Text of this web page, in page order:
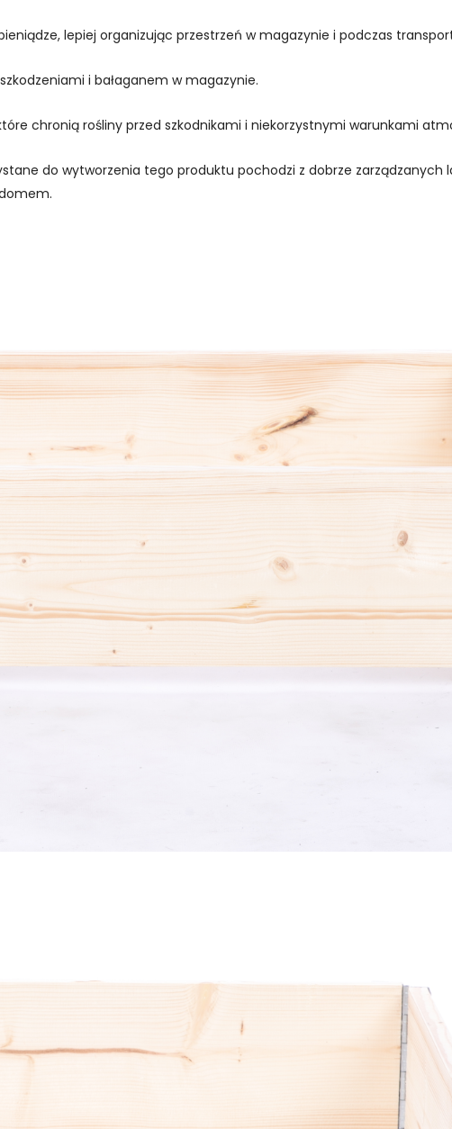
lepiej organizując przestrzeń w magazynie i podczas
i bałaganem w magazynie.
chronią rośliny przed szkodnikami i niekorzystnymi warunkami
do wytworzenia tego produktu pochodzi z dobrze zarządzanych